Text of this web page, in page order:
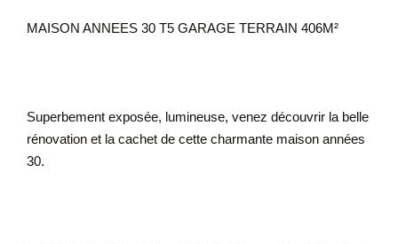
MAISON ANNEES 30 T5 GARAGE TERRAIN 406M²
Superbement exposée, lumineuse, venez découvrir la belle
rénovation et la cachet de cette charmante maison années
30.